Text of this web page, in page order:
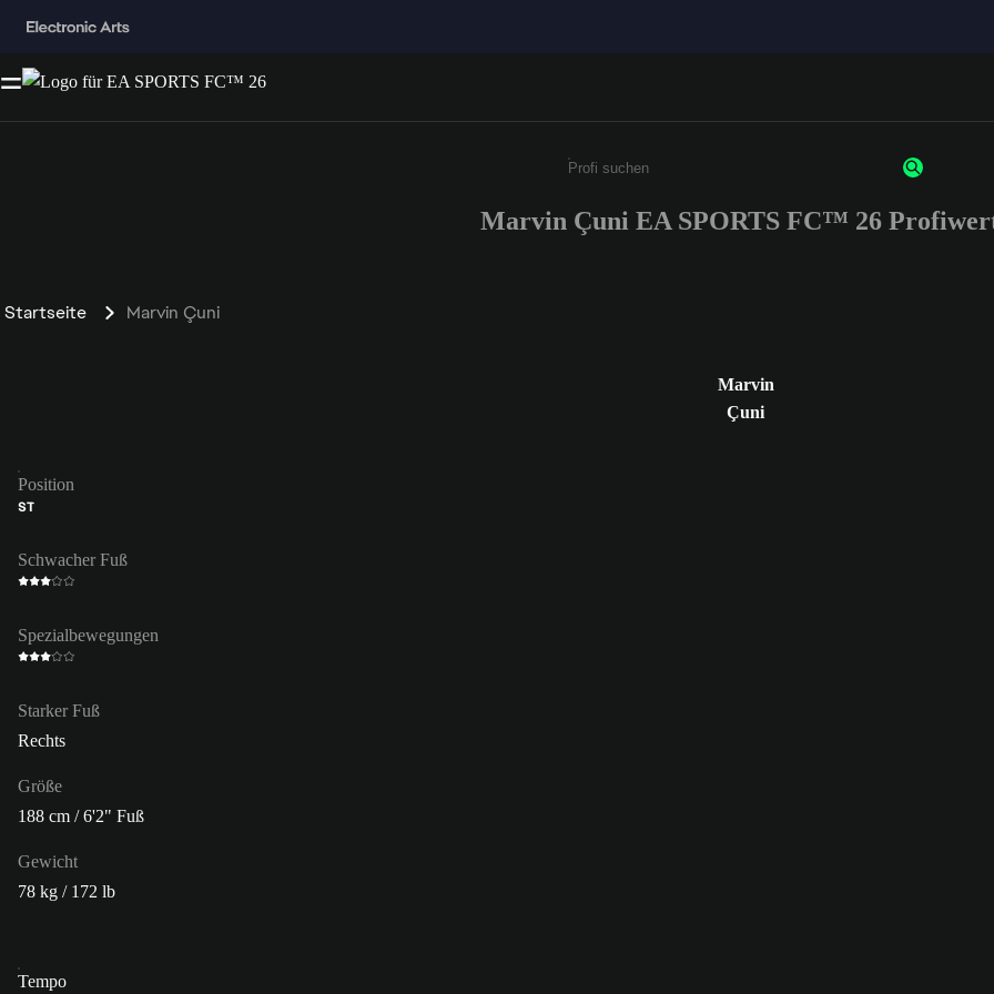
Gib mindestens 3 Zeichen oder Ziffern ein
Marvin Çuni EA SPORTS FC™ 26
Startseite Marvin Çuni
Marvin
Çuni
Position
ST
Schwacher Fuß
Spezialbewegungen
Starker Fuß
Rechts
Größe
188 cm / 6'2" Fuß
Gewicht
78 kg / 172 lb
Tempo